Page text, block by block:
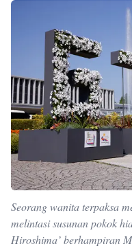
Seorang wanita terpaksa
melintasi susunan pokok
Hiroshima’ berhampiran